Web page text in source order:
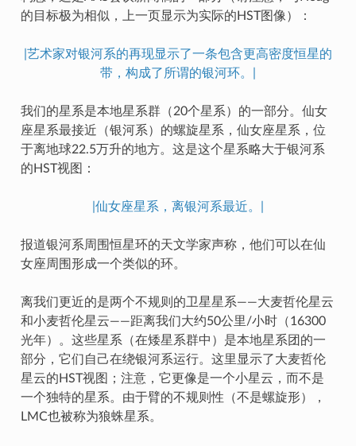
的目标极为相似，上一页显示为实际的HST图像）：
|艺术家对银河系的再现显示了一条包含更高密度恒星的
带，构成了所谓的银河环。|
我们的星系是本地星系群（20个星系）的一部分。仙女
座星系最接近（银河系）的螺旋星系，仙女座星系，位
于离地球22.5万升的地方。这是这个星系略大于银河系
的HST视图：
|仙女座星系，离银河系最近。|
报道银河系周围恒星环的天文学家声称，他们可以在仙
女座周围形成一个类似的环。
离我们更近的是两个不规则的卫星星系——大麦哲伦星云
和小麦哲伦星云——距离我们大约50公里/小时（16300
光年）。这些星系（在矮星系群中）是本地星系团的一
部分，它们自己在绕银河系运行。这里显示了大麦哲伦
星云的HST视图；注意，它更像是一个小星云，而不是
一个独特的星系。由于臂的不规则性（不是螺旋形），
LMC也被称为狼蛛星系。